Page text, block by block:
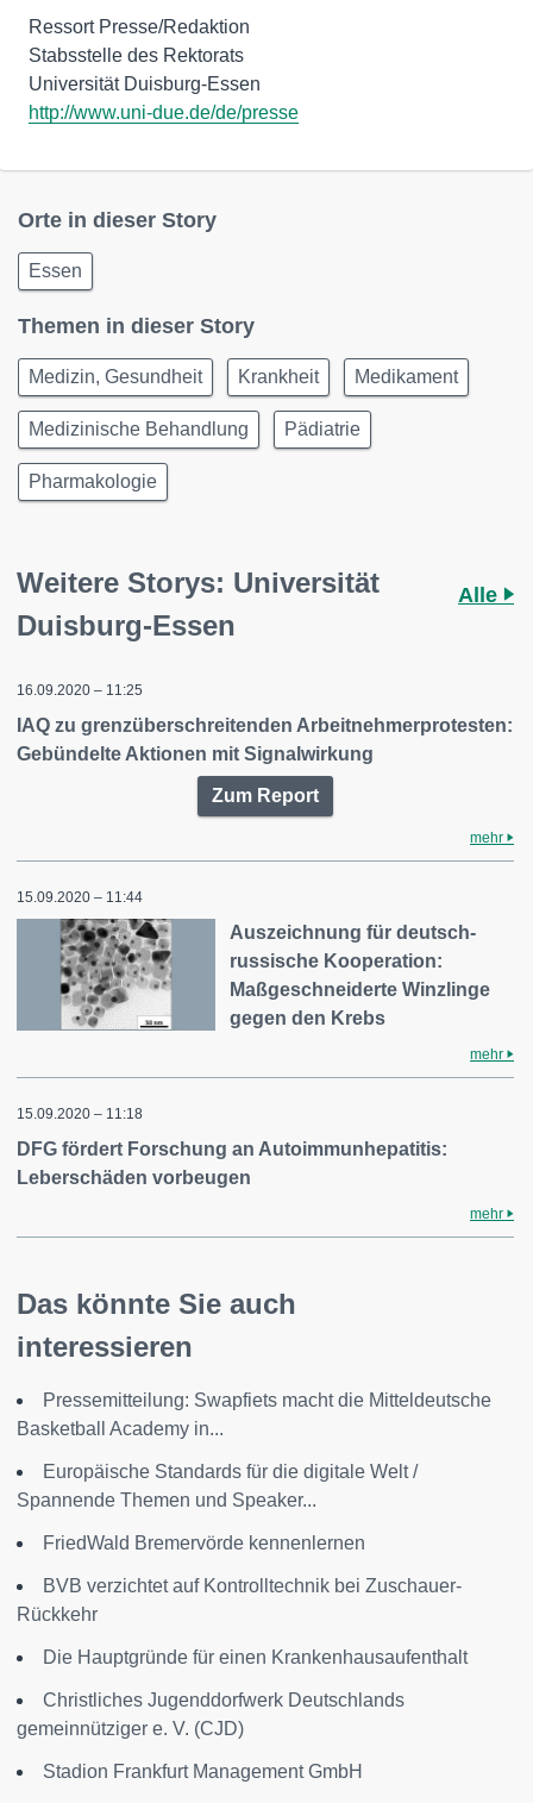
Ressort Presse/Redaktion
Stabsstelle des Rektorats
http://www.uni-due.de/de/presse
Orte in dieser Story
Essen
Themen in dieser Story
Medizin, Gesundheit Krankheit Medikament
Medizinische Behandlung Pädiatrie
Pharmakologie
Weitere Storys: Universität
Duisburg-Essen
Alle
16.09.2020 – 11:25
IAQ zu grenzüberschreitenden Arbeitnehmerprotesten:
Gebündelte Aktionen mit Signalwirkung
Zum Report
mehr
15.09.2020 – 11:44
Auszeichnung für deutsch-
russische Kooperation:
Maßgeschneiderte Winzlinge
gegen den Krebs
mehr
15.09.2020 – 11:18
DFG fördert Forschung an Autoimmunhepatitis:
Leberschäden vorbeugen
mehr
Das könnte Sie auch
interessieren
Pressemitteilung: Swapfiets macht die Mitteldeutsche
Basketball Academy in...
Europäische Standards für die digitale Welt /
Spannende Themen und Speaker...
FriedWald Bremervörde kennenlernen
BVB verzichtet auf Kontrolltechnik bei Zuschauer-
Rückkehr
Die Hauptgründe für einen Krankenhausaufenthalt
Christliches Jugenddorfwerk Deutschlands
gemeinnütziger e. V. (CJD)
Stadion Frankfurt Management GmbH